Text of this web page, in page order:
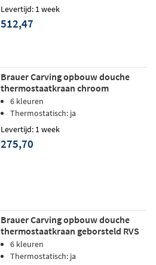
Levertijd: 1 week
512,47
Brauer Carving opbouw douche
thermostaatkraan chroom
6 kleuren
Thermostatisch: ja
Levertijd: 1 week
275,70
Brauer Carving opbouw douche
thermostaatkraan geborsteld RVS
PVD6 kleuren
Thermostatisch: ja